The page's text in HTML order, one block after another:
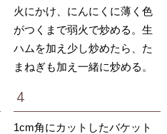
火にかけ、にんにくに薄く色
がつくまで弱火で炒める。生
ハムを加え少し炒めたら、た
まねぎも加え一緒に炒める。
1cm角にカットしたバケット